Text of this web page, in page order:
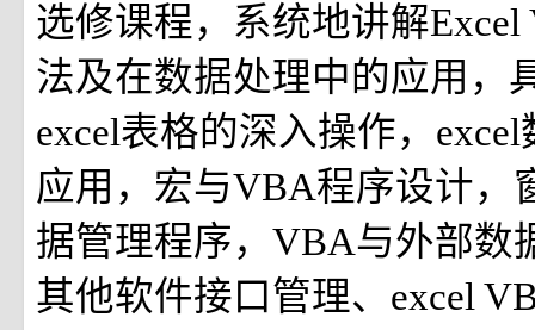
选修课程，系统地讲解
法及在数据处理中的应用，
excel表格的深入操作，
应用，宏与VBA程序设计，
据管理程序，VBA与外部数
其他软件接口管理、excel